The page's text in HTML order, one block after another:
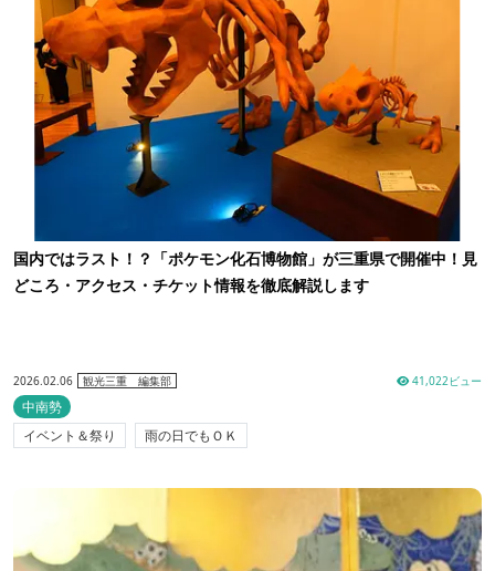
国内ではラスト！？「ポケモン化石博物館」が三重県で開催中！見
どころ・アクセス・チケット情報を徹底解説します
2026.02.06 観光三重 編集部 41,022ビュー
中南勢
イベント＆祭り
雨の日でもＯＫ